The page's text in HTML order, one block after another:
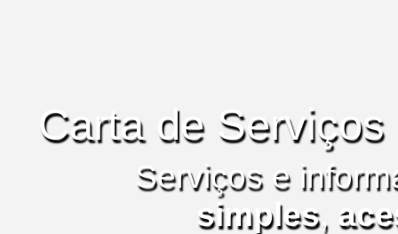
Carta de
Serviços e
simples,